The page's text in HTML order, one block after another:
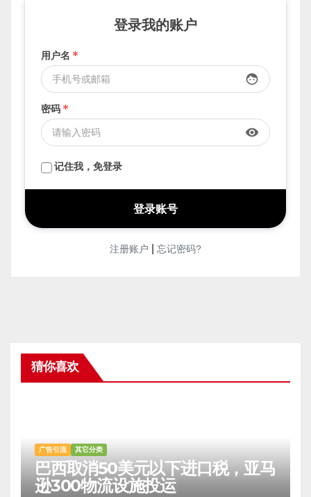
登录我的账户
用户名 *
face
密码 *
visibility
记住我，免登录
注册账户 忘记密码?
猜你喜欢
广告引流 其它分类
巴西取消50美元以下进口税，亚马
逊300物流设施投运